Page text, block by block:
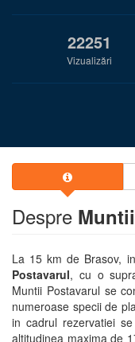
22251
Vizualizări
Despre
La 15 km de Brasov,
Postavarul, cu o
Muntii Postavarul se
numeroase specii de
in cadrul rezervatiei
altitudinea maxima de